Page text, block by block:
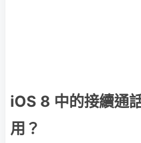
iOS 8 中的接續通
用？